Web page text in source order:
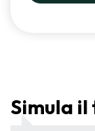
Simula